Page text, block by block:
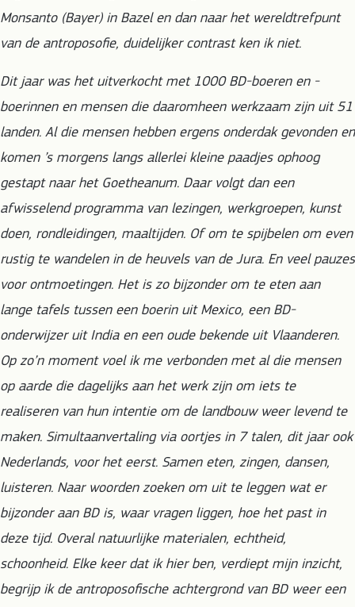
Monsanto (Bayer) in Bazel en dan naar het wereldtrefpunt
van de antroposofie, duidelijker contrast ken ik niet.
Dit jaar was het uitverkocht met 1000 BD-boeren en -
boerinnen en mensen die daaromheen werkzaam zijn uit 51
landen. Al die mensen hebben ergens onderdak gevonden en
komen ’s morgens langs allerlei kleine paadjes ophoog
gestapt naar het Goetheanum. Daar volgt dan een
afwisselend programma van lezingen, werkgroepen, kunst
doen, rondleidingen, maaltijden. Of om te spijbelen om even
rustig te wandelen in de heuvels van de Jura. En veel pauzes
voor ontmoetingen. Het is zo bijzonder om te eten aan
lange tafels tussen een boerin uit Mexico, een BD-
onderwijzer uit India en een oude bekende uit Vlaanderen.
Op zo’n moment voel ik me verbonden met al die mensen
op aarde die dagelijks aan het werk zijn om iets te
realiseren van hun intentie om de landbouw weer levend te
maken. Simultaanvertaling via oortjes in 7 talen, dit jaar ook
Nederlands, voor het eerst. Samen eten, zingen, dansen,
luisteren. Naar woorden zoeken om uit te leggen wat er
bijzonder aan BD is, waar vragen liggen, hoe het past in
deze tijd. Overal natuurlijke materialen, echtheid,
schoonheid. Elke keer dat ik hier ben, verdiept mijn inzicht,
begrijp ik de antroposofische achtergrond van BD weer een